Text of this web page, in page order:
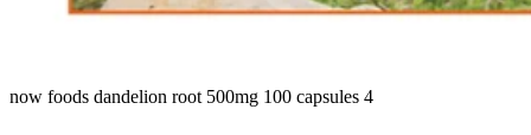
now foods dandelion root 500mg 100 capsules 4